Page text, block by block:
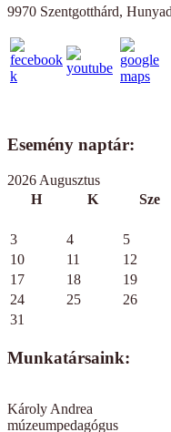
9970 Szentgotthárd,
Esemény naptár:
2026 Augusztus
H
K Sze
3
4 5
10
11 12
17
18 19
24
25 26
31
Munkatársaink:
Károly Andrea
múzeumpedagógus